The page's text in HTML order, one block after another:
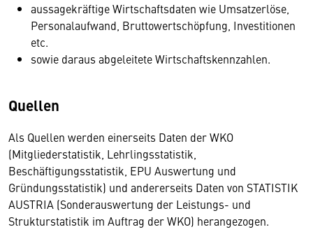
aussagekräftige Wirtschaftsdaten wie Umsatzerlöse,
Personalaufwand, Bruttowertschöpfung, Investitionen
etc.
sowie daraus abgeleitete Wirtschaftskennzahlen.
Quellen
Als Quellen werden einerseits Daten der WKO
(Mitgliederstatistik, Lehrlingsstatistik,
Beschäftigungsstatistik, EPU Auswertung und
Gründungsstatistik) und andererseits Daten von STATISTIK
AUSTRIA (Sonderauswertung der Leistungs- und
Strukturstatistik im Auftrag der WKO) herangezogen.